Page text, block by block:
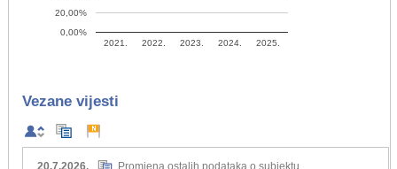
2021. 2022. 2023. 2024. 2025.
0,00%
20,00%
Vezane vijesti
20.7.2026. Promjena ostalih podataka o subjektu